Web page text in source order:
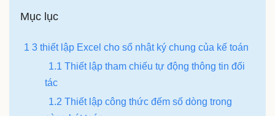
Mục lục
1 3 thiết lập Excel cho sổ nhật ký chung của kế toán
1.1 Thiết lập tham chiếu tự động thông tin đối
tác
1.2 Thiết lập công thức đếm số dòng trong